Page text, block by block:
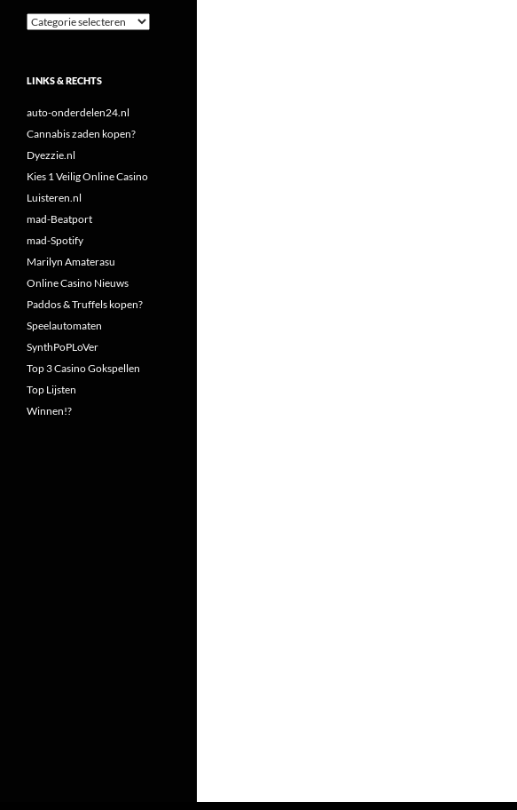
Categorieën
LINKS & RECHTS
auto-onderdelen24.nl
Cannabis zaden kopen?
Dyezzie.nl
Kies 1 Veilig Online Casino
Luisteren.nl
mad-Beatport
mad-Spotify
Marilyn Amaterasu
Online Casino Nieuws
Paddos & Truffels kopen?
Speelautomaten
SynthPoPLoVer
Top 3 Casino Gokspellen
Top Lijsten
Winnen!?